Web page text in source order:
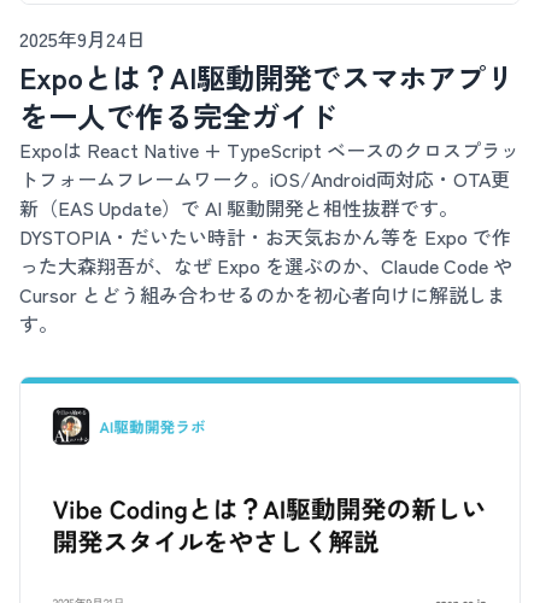
2025年9月24日
Expoとは？AI駆動開発でスマホアプリ
を一人で作る完全ガイド
Expoは React Native + TypeScript ベースのクロスプラッ
トフォームフレームワーク。iOS/Android両対応・OTA更
新（EAS Update）で AI 駆動開発と相性抜群です。
DYSTOPIA・だいたい時計・お天気おかん等を Expo で作
った大森翔吾が、なぜ Expo を選ぶのか、Claude Code や
Cursor とどう組み合わせるのかを初心者向けに解説しま
す。